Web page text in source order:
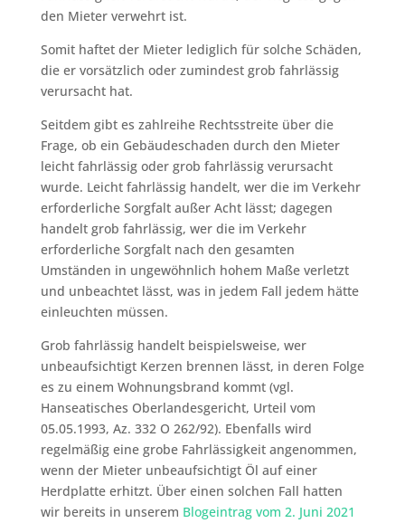
den Mieter verwehrt ist.
Somit haftet der Mieter lediglich für solche Schäden,
die er vorsätzlich oder zumindest grob fahrlässig
verursacht hat.
Seitdem gibt es zahlreihe Rechtsstreite über die
Frage, ob ein Gebäudeschaden durch den Mieter
leicht fahrlässig oder grob fahrlässig verursacht
wurde. Leicht fahrlässig handelt, wer die im Verkehr
erforderliche Sorgfalt außer Acht lässt; dagegen
handelt grob fahrlässig, wer die im Verkehr
erforderliche Sorgfalt nach den gesamten
Umständen in ungewöhnlich hohem Maße verletzt
und unbeachtet lässt, was in jedem Fall jedem hätte
einleuchten müssen.
Grob fahrlässig handelt beispielsweise, wer
unbeaufsichtigt Kerzen brennen lässt, in deren Folge
es zu einem Wohnungsbrand kommt (vgl.
Hanseatisches Oberlandesgericht, Urteil vom
05.05.1993, Az. 332 O 262/92). Ebenfalls wird
regelmäßig eine grobe Fahrlässigkeit angenommen,
wenn der Mieter unbeaufsichtigt Öl auf einer
Herdplatte erhitzt. Über einen solchen Fall hatten
wir bereits in unserem Blogeintrag vom 2. Juni 2021